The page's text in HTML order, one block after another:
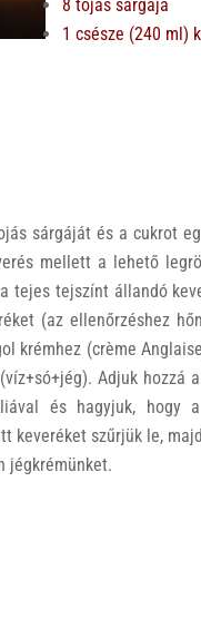
8 tojás sárgája
1 csésze (240 ml)
sárgáját és a cukrot
mellett a lehető
tejes tejszínt állandó
(az ellenőrzéshez
krémhez (crème
Adjuk hozzá
és hagyjuk, hogy
keveréket szűrjük le,
jégkrémünket.